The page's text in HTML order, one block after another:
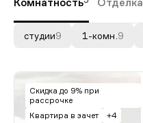
Комнатность Отделка
студии9 1-комн. 9
Скидка до 9% при
рассрочке
Квар­ти­ра в за­чет
+4